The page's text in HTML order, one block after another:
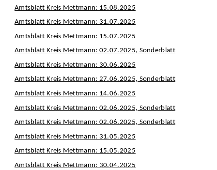
Amtsblatt Kreis Mettmann: 15.08.2025
Amtsblatt Kreis Mettmann: 31.07.2025
Amtsblatt Kreis Mettmann: 15.07.2025
Amtsblatt Kreis Mettmann: 02.07.2025, Sonderblatt
Amtsblatt Kreis Mettmann: 30.06.2025
Amtsblatt Kreis Mettmann: 27.06.2025, Sonderblatt
Amtsblatt Kreis Mettmann: 14.06.2025
Amtsblatt Kreis Mettmann: 02.06.2025, Sonderblatt
Amtsblatt Kreis Mettmann: 02.06.2025, Sonderblatt
Amtsblatt Kreis Mettmann: 31.05.2025
Amtsblatt Kreis Mettmann: 15.05.2025
Amtsblatt Kreis Mettmann: 30.04.2025